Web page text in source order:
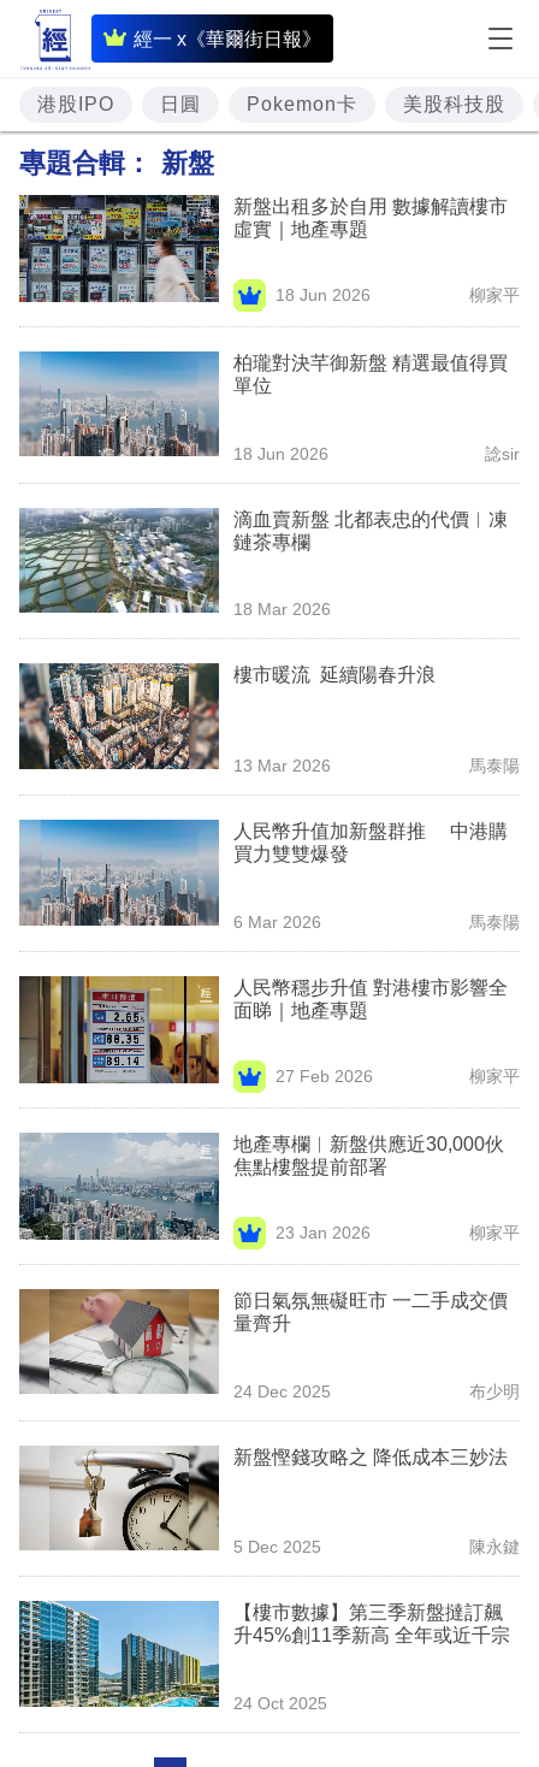
經一 x《華爾街日報》
即
時
財
經
題
投
資
樓
市
理
商
業
科
技
職
場
生
時
事
欄
訂
閱
區
港股IPO 日圓 Pokemon卡 美股科技股
專題合輯： 新盤
新盤出租多於自用 數據解讀樓市
虛實｜地產專題
18 Jun 2026 柳家平
柏瓏對決芊御新盤 精選最值得買
單位
18 Jun 2026 諗sir
滴血賣新盤 北都表忠的代價︳凍
鏈茶專欄
18 Mar 2026
樓市暖流 延續陽春升浪
13 Mar 2026 馬泰陽
人民幣升值加新盤群推 中港購
買力雙雙爆發
6 Mar 2026 馬泰陽
人民幣穩步升值 對港樓市影響全
面睇｜地產專題
27 Feb 2026 柳家平
地產專欄︳新盤供應近30,000伙
焦點樓盤提前部署
23 Jan 2026 柳家平
節日氣氛無礙旺市 一二手成交價
量齊升
24 Dec 2025 布少明
新盤慳錢攻略之 降低成本三妙法
5 Dec 2025 陳永鍵
【樓市數據】第三季新盤撻訂飆
升45%創11季新高 全年或近千宗
24 Oct 2025